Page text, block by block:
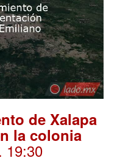
de Xalapa
la colonia
. 19:30